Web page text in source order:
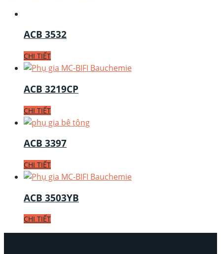
ACB 3532
CHI TIẾT
ACB 3219CP
CHI TIẾT
ACB 3397
CHI TIẾT
ACB 3503YB
CHI TIẾT